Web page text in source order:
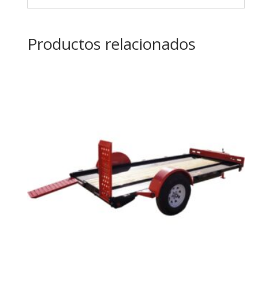
Productos relacionados